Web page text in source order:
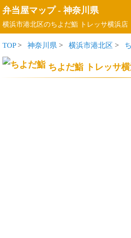
弁当屋マップ- 神奈川県
横浜市港北区のちよだ鮨 トレッサ横浜店
TOP> 神奈川県 > 横浜市港北区 >
ちよだ鮨 トレッサ